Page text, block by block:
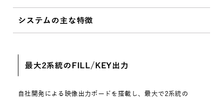
システムの主な特徴
最大2系統のFILL/KEY出力
自社開発による映像出力ボードを搭載し、最大で2系統の